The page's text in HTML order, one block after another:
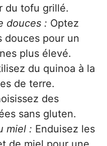
du tofu grillé.
douces : Optez
douces pour un
plus élevé.
du quinoa à la
de terre.
des
sans gluten.
miel : Enduisez les